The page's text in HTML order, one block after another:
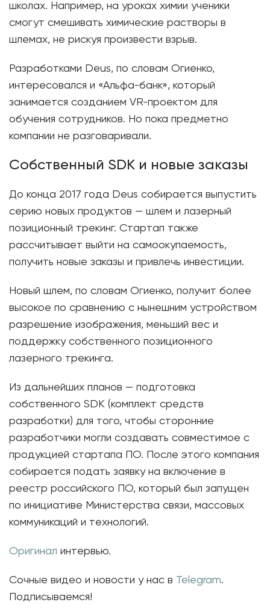
школах. Например, на уроках химии ученики
смогут смешивать химические растворы в
шлемах, не рискуя произвести взрыв.
Разработками Deus, по словам Огиенко,
интересовался и «Альфа-банк», который
занимается созданием VR-проектом для
обучения сотрудников. Но пока предметно
компании не разговаривали.
Собственный SDK и новые заказы
До конца 2017 года Deus собирается выпустить
серию новых продуктов — шлем и лазерный
позиционный трекинг. Стартап также
рассчитывает выйти на самоокупаемость,
получить новые заказы и привлечь инвестиции.
Новый шлем, по словам Огиенко, получит более
высокое по сравнению с нынешним устройством
разрешение изображения, меньший вес и
поддержку собственного позиционного
лазерного трекинга.
Из дальнейших планов — подготовка
собственного SDK (комплект средств
разработки) для того, чтобы сторонние
разработчики могли создавать совместимое с
продукцией стартапа ПО. После этого компания
собирается подать заявку на включение в
реестр российского ПО, который был запущен
по инициативе Министерства связи, массовых
коммуникаций и технологий.
Оригинал интервью.
Сочные видео и новости у нас в Telegram.
Подписываемся!